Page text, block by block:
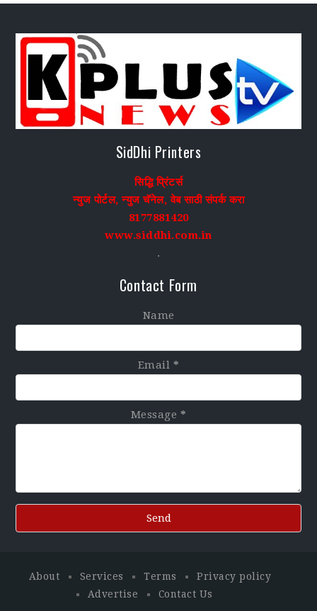
SidDhi Printers
सिद्धि प्रिंटर्स
न्युज पोर्टल, न्युज चॅनेल, वेब साठी संपर्क करा
8177881420
www.siddhi.com.in
.
Contact Form
Name
Email *
Message *
About Services Terms
Privacy policy
Advertise
Contact Us